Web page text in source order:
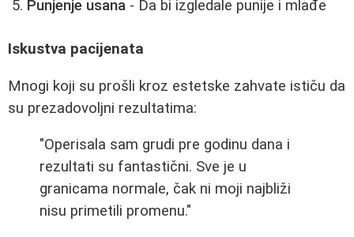
Punjenje usana - Da bi izgledale punije i mlađe
Iskustva pacijenata
Mnogi koji su prošli kroz estetske zahvate ističu da
su prezadovoljni rezultatima:
"Operisala sam grudi pre godinu dana i
rezultati su fantastični. Sve je u
granicama normale, čak ni moji najbliži
nisu primetili promenu."